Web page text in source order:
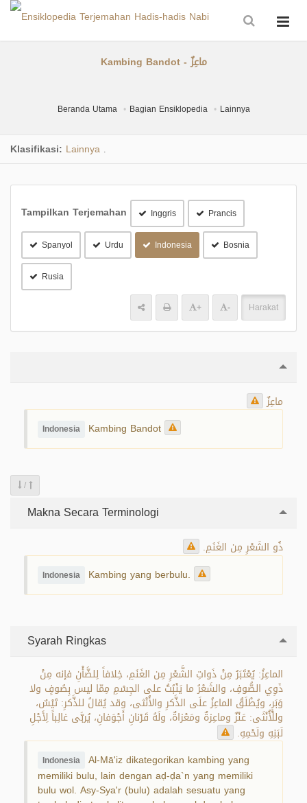
Kambing Bandot - ماعِزٌ
Beranda Utama Bagian Ensiklopedia Lainnya
Klasifikasi: Lainnya
Tampilkan Terjemahan Inggris Prancis
Spanyol Urdu Indonesia Bosnia
Rusia
+ - Harakat
ماعِزٌ
Indonesia Kambing Bandot
/
Makna Secara Terminologi
ذُو الشَعْرِ مِن الغَنَمِ.
Indonesia Kambing yang berbulu.
Syarah Ringkas
الماعِزُ: يُعْتَبَرُ مِنْ ذَواتِ الشَّعْرِ مِن الغَنَمِ، خِلافاً لِلضَّأْنِ فإنه مِنْ
ذَوِي الصُّوفِ، والشَعْرُ ما يَنْبُتُ على الجِسْمِ مِمّا ليس بِصُوفٍ ولا
وَبَرٍ، ويُطْلَقُ الماعِزُ علَى الذَّكرِ والأُنْثى، وقد يُقالُ للذَّكرِ: تَيْسٌ،
وللْأُنْثَى: عَنْزٌ وماعِزةٌ ومَعْزاةٌ، ولَهُ قَرْنانِ أَجْوَفانِ، يُربَّى غالِباً لِأَجْلِ
لَبَنِهِ ولَحْمِهِ.
Indonesia Al-Mā'iz dikategorikan kambing yang
memiliki bulu, lain dengan aḍ-ḍa`n yang memiliki
bulu wol. Asy-Sya'r (bulu) adalah sesuatu yang